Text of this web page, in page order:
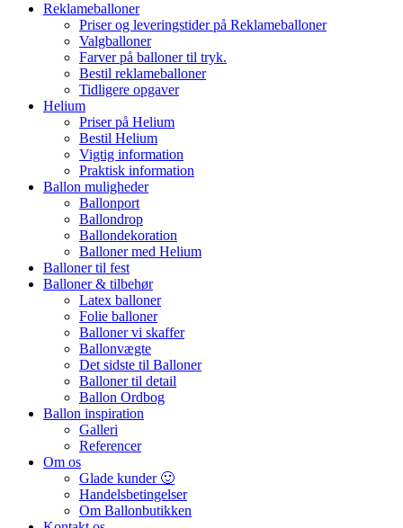
Reklameballoner
Priser og leveringstider på Reklameballoner
Valgballoner
Farver på balloner til tryk.
Bestil reklameballoner
Tidligere opgaver
Helium
Priser på Helium
Bestil Helium
Vigtig information
Praktisk information
Ballon muligheder
Ballonport
Ballondrop
Ballondekoration
Balloner med Helium
Balloner til fest
Balloner & tilbehør
Latex balloner
Folie balloner
Balloner vi skaffer
Ballonvægte
Det sidste til Balloner
Balloner til detail
Ballon Ordbog
Ballon inspiration
Galleri
Referencer
Om os
Glade kunder 🙂
Handelsbetingelser
Om Ballonbutikken